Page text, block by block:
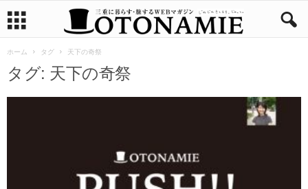
ホーム タグ 天下の奇祭
タグ: 天下の奇祭